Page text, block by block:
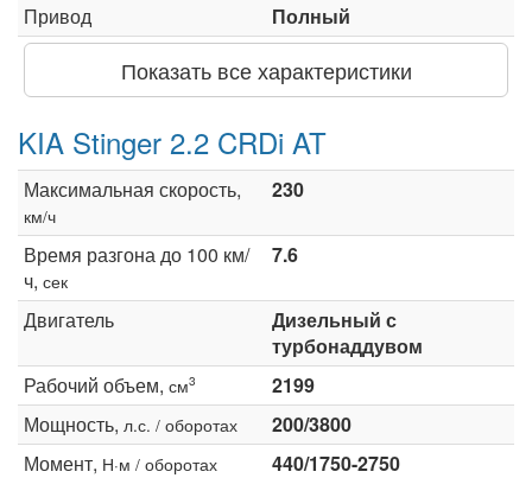
Привод
Полный
Показать все характеристики
KIA Stinger 2.2 CRDi AT
Максимальная скорость,
км/ч
230
Время разгона до 100 км/
ч, сек
7.6
Двигатель
Дизельный с
турбонаддувом
Рабочий объем, см3
2199
Мощность, л.с. / оборотах
200/3800
Момент, Н·м / оборотах
440/1750-2750